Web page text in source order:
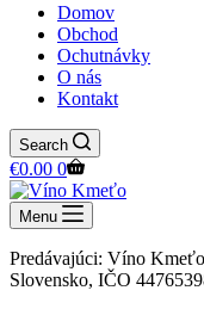
Domov
Obchod
Ochutnávky
O nás
Kontakt
Search
Shopping
cart
€0.00 0
Menu
Predávajúci: Víno
Slovensko, IČO